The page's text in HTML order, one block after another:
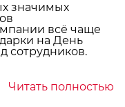
значимых
всё чаще
на День
сотрудников.
Читать полностью